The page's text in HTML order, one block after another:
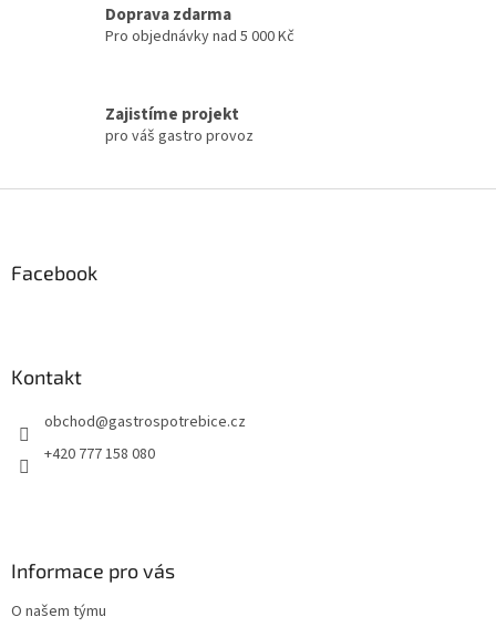
i
s
Doprava zdarma
Pro objednávky nad 5 000 Kč
Zajistíme projekt
pro váš gastro provoz
Facebook
Kontakt
obchod@gastrospotrebice.cz
+420 777 158 080
Informace pro vás
O našem týmu